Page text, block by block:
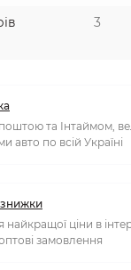
3
та Інтаймом,
авто по всій Україні
знижки
найкращої ціни в
замовлення